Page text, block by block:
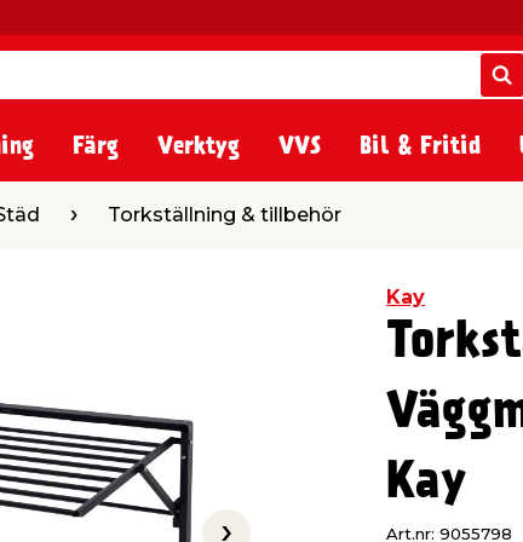
Färg Verktyg VVS Bil & Fritid
& tillbehör
Torkställning & tillbehör
Kay
Kay
Art.nr: 9055798